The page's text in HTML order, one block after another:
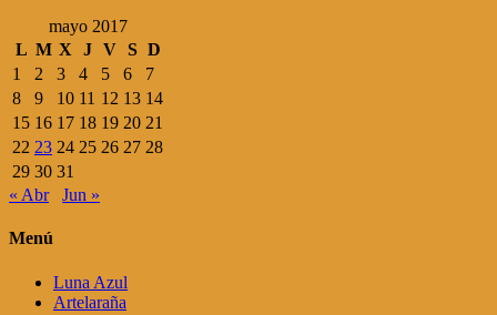
mayo 2017
L M X J V S D
1
2 3 4 5 6
7
8
9 10 11 12 13 14
15 16 17 18 19 20 21
22 23 24 25 26 27 28
29 30 31
« Abr
Jun »
Menú
Luna Azul
Artelaraña